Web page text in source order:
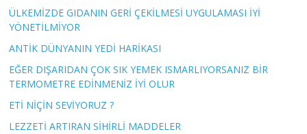
ÜLKEMİZDE GIDANIN GERİ ÇEKİLMESİ UYGULAMASI İYİ
YÖNETİLMİYOR
ANTİK DÜNYANIN YEDİ HARİKASI
EĞER DIŞARIDAN ÇOK SIK YEMEK ISMARLIYORSANIZ BİR
TERMOMETRE EDİNMENİZ İYİ OLUR
ETİ NİÇİN SEVİYORUZ ?
LEZZETİ ARTIRAN SİHİRLİ MADDELER